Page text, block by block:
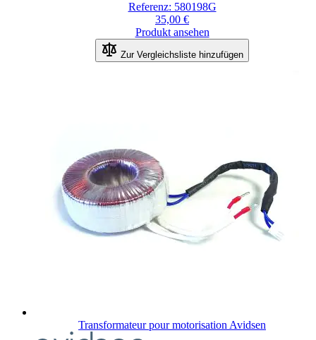
Referenz: 580198G
35,00 €
Produkt ansehen
Zur Vergleichsliste hinzufügen
Transformateur pour motorisation Avidsen